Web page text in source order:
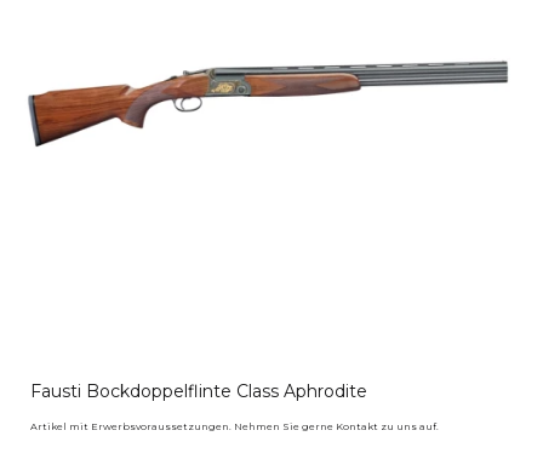
Fausti Bockdoppelflinte Class Aphrodite
Artikel mit Erwerbsvoraussetzungen. Nehmen Sie gerne Kontakt zu uns auf.